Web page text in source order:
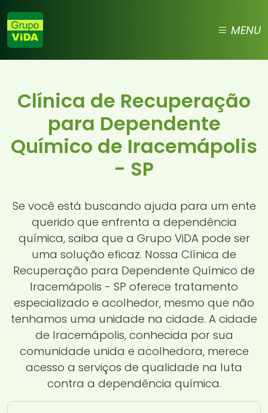
MENU
Clínica de Recuperação
para Dependente
Químico de Iracemápolis
- SP
Se você está buscando ajuda para um ente
querido que enfrenta a dependência
química, saiba que a Grupo ViDA pode ser
uma solução eficaz. Nossa Clínica de
Recuperação para Dependente Químico de
Iracemápolis - SP oferece tratamento
especializado e acolhedor, mesmo que não
tenhamos uma unidade na cidade. A cidade
de Iracemápolis, conhecida por sua
comunidade unida e acolhedora, merece
acesso a serviços de qualidade na luta
contra a dependência química.